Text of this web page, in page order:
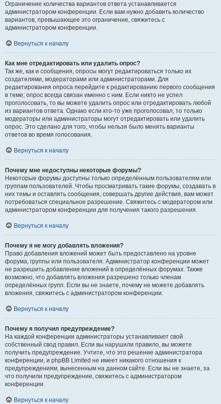
Ограничение количества вариантов ответа устанавливается
администратором конференции. Если вам нужно добавить количество
вариантов, превышающее это ограничение, свяжитесь с
администратором конференции.
Вернуться к началу
Как мне отредактировать или удалить опрос?
Так же, как и сообщения, опросы могут редактироваться только их
создателями, модераторами или администраторами. Для
редактирования опроса перейдите к редактированию первого сообщения
в теме; опрос всегда связан именно с ним. Если никто не успел
проголосовать, то вы можете удалить опрос или отредактировать любой
из вариантов ответа. Однако если кто-то уже проголосовал, то только
модераторы или администраторы могут отредактировать или удалить
опрос. Это сделано для того, чтобы нельзя было менять варианты
ответов во время голосования.
Вернуться к началу
Почему мне недоступны некоторые форумы?
Некоторые форумы доступны только определённым пользователям или
группам пользователей. Чтобы просматривать такие форумы, создавать в
них темы и оставлять сообщения, совершать другие действия, вам может
потребоваться специальное разрешение. Свяжитесь с модератором или
администратором конференции для получения такого разрешения.
Вернуться к началу
Почему я не могу добавлять вложения?
Право добавления вложений может быть предоставлено на уровне
форума, группы или пользователя. Администратор конференции может
не разрешить добавление вложений в определённых форумах. Также
возможно, что добавлять вложения разрешено только членам
определённых групп. Если вы не знаете, почему не можете добавлять
вложения, свяжитесь с администратором конференции.
Вернуться к началу
Почему я получил предупреждение?
На каждой конференции администраторы устанавливают свой
собственный свод правил. Если вы нарушили правило, вы можете
получить предупреждение. Учтите, что это решение администратора
конференции, и phpBB Limited не имеет никакого отношения к
предупреждениям, вынесенным на данном сайте. Если вы не знаете, за
что получили предупреждение, свяжитесь с администратором
конференции.
Вернуться к началу